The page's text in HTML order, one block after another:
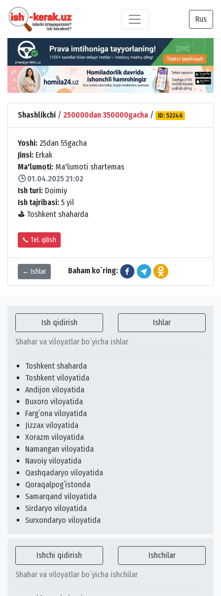
Rus
Shashlikchi / 250000dan 350000gacha / ID: 52246
Yoshi: 25dan 55gacha
Jinsi: Erkak
Ma'lumoti: Ma'lumoti shartemas
🕒 01.04.2025 21:02
Ish turi: Doimiy
Ish tajribasi: 5 yil
⛳ Toshkent shaharda
📞 Tel. qilish
← Ishlar Baham ko`ring:
Ish qidirish Ishlar
Shahar va viloyatlar bo`yicha ishlar
Toshkent shaharda
Toshkent viloyatida
Andijon viloyatida
Buxoro viloyatida
Fargʻona viloyatida
Jizzax viloyatida
Xorazm viloyatida
Namangan viloyatida
Navoiy viloyatida
Qashqadaryo viloyatida
Qoraqalpogʻistonda
Samarqand viloyatida
Sirdaryo viloyatida
Surxondaryo viloyatida
Ishchi qidirish Ishchilar
Shahar va viloyatlar bo`yicha ishchilar